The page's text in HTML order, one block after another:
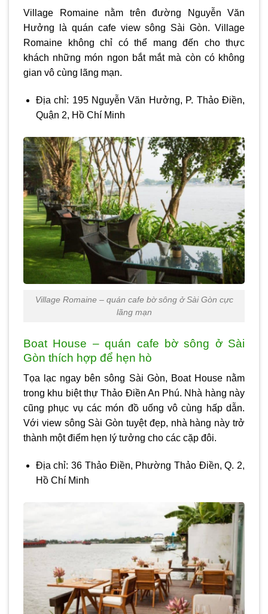
Village Romaine nằm trên đường Nguyễn Văn
Hưởng là quán cafe view sông Sài Gòn. Village
Romaine không chỉ có thể mang đến cho thực
khách những món ngon bắt mắt mà còn có không
gian vô cùng lãng mạn.
Địa chỉ: 195 Nguyễn Văn Hưởng, P. Thảo Điền,
Quận 2, Hồ Chí Minh
Village Romaine – quán cafe bờ sông ở Sài Gòn cực
lãng mạn
Boat House – quán cafe bờ sông ở Sài
Gòn thích hợp để hẹn hò
Tọa lạc ngay bên sông Sài Gòn, Boat House nằm
trong khu biệt thự Thảo Điền An Phú. Nhà hàng này
cũng phục vụ các món đồ uống vô cùng hấp dẫn.
Với view sông Sài Gòn tuyệt đẹp, nhà hàng này trở
thành một điểm hẹn lý tưởng cho các cặp đôi.
Địa chỉ: 36 Thảo Điền, Phường Thảo Điền, Q. 2,
Hồ Chí Minh